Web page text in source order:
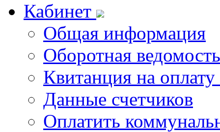
Кабинет
Общая информация
Оборотная ведомость
Квитанция на
Данные счетчиков
Оплатить